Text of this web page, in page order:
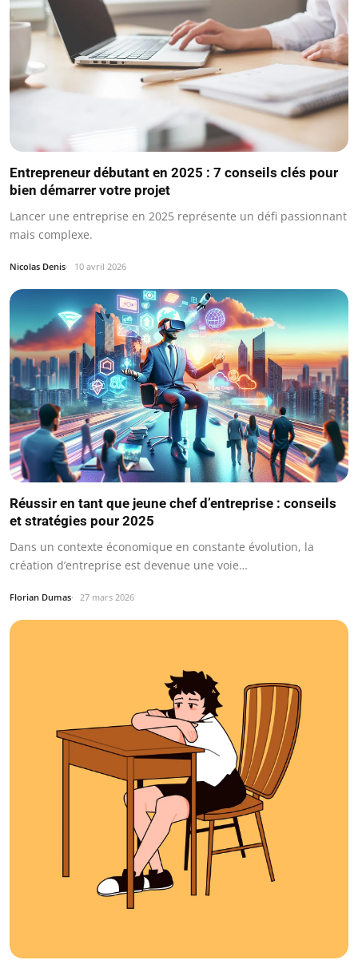
Entrepreneur débutant en 2025 : 7 conseils clés pour
bien démarrer votre projet
Lancer une entreprise en 2025 représente un défi passionnant
mais complexe.
Nicolas Denis 10 avril 2026
Réussir en tant que jeune chef d’entreprise : conseils
et stratégies pour 2025
Dans un contexte économique en constante évolution, la
création d’entreprise est devenue une voie…
Florian Dumas 27 mars 2026